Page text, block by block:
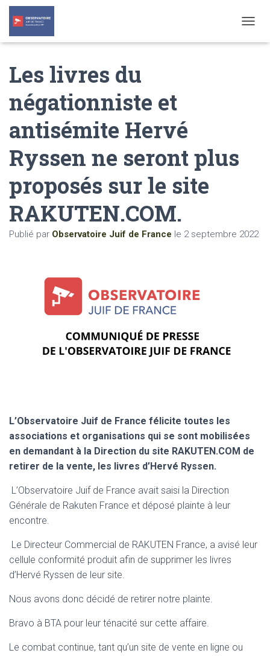
O
Les livres du
négationniste et
antisémite Hervé
Ryssen ne seront plus
proposés sur le site
RAKUTEN.COM.
Publié par Observatoire Juif de France le 2 septembre 2022
L’Observatoire Juif de France félicite toutes les
associations et organisations qui se sont mobilisées
en demandant à la Direction du site RAKUTEN.COM de
retirer de la vente, les livres d’Hervé Ryssen.
L’Observatoire Juif de France avait saisi la Direction
Générale de Rakuten France et déposé plainte à leur
encontre.
Le Directeur Commercial de RAKUTEN France, a avisé leur
cellule conformité produit afin de supprimer les livres
d’Hervé Ryssen de leur site.
Nous avons donc décidé de retirer notre plainte.
Bravo à BTA pour leur ténacité sur cette affaire.
Le combat continue, tant qu’un site de vente en ligne ou